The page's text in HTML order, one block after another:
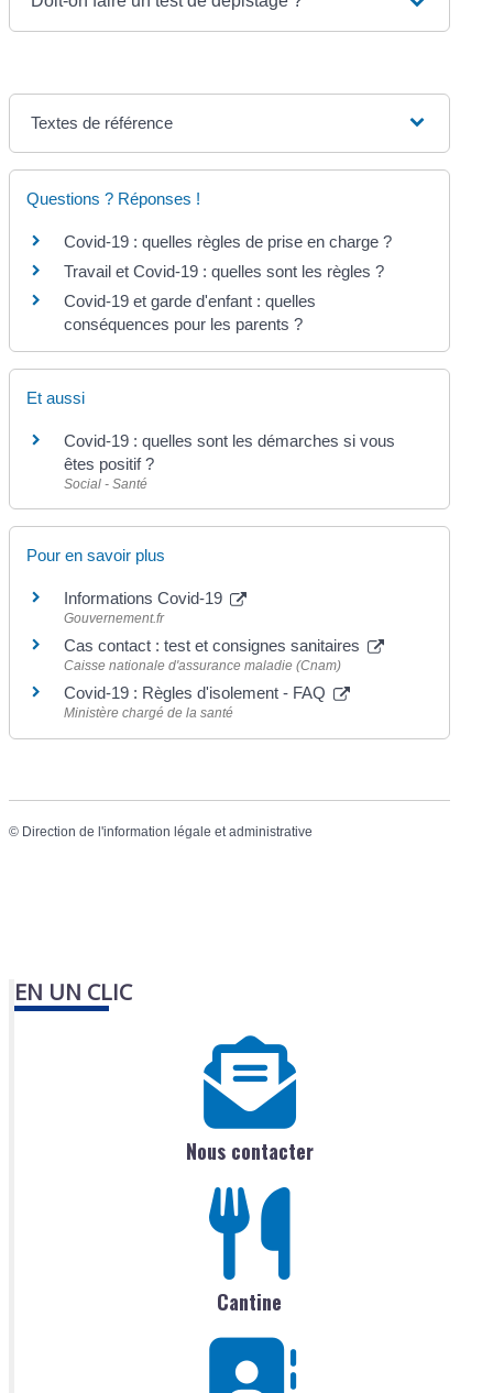
Textes de référence
Questions ? Réponses !
Covid-19 : quelles règles de prise en charge ?
Travail et Covid-19 : quelles sont les règles ?
Covid-19 et garde d'enfant : quelles
conséquences pour les parents ?
Et aussi
Covid-19 : quelles sont les démarches si vous
êtes positif ?
Social - Santé
Pour en savoir plus
Informations Covid-19
Gouvernement.fr
Cas contact : test et consignes sanitaires
Caisse nationale d'assurance maladie (Cnam)
Covid-19 : Règles d'isolement - FAQ
Ministère chargé de la santé
© Direction de l'information légale et administrative
EN UN CLIC
Nous contacter
Cantine